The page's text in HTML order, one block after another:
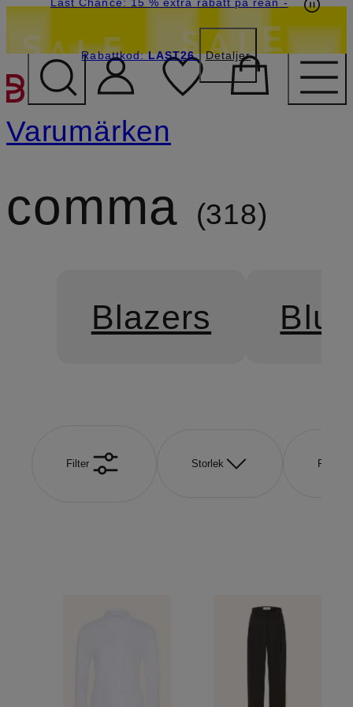
HOPPA TILL
Rabattkod:LAST26 Detaljer
Varumärken
comma 318
Blazers
Filter Storlek Färg